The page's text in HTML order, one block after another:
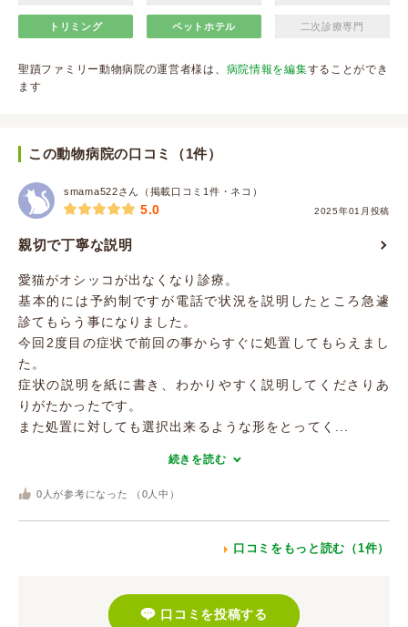
トリミング ペットホテル 二次診療専門
聖蹟ファミリー動物病院の運営者様は、 病院情報を編集することができ
ます
この動物病院の口コミ（1件）
smama522さん（掲載口コミ1件・ネコ）
2025年01月投稿
5.0
親切で丁寧な説明
愛猫がオシッコが出なくなり診療。
基本的には予約制ですが電話で状況を説明したところ急遽
診てもらう事になりました。
今回2度目の症状で前回の事からすぐに処置してもらえまし
た。
症状の説明を紙に書き、わかりやすく説明してくださりあ
りがたかったです。
また処置に対しても選択出来るような形をとってく...
続きを読む
0 人が参考になった （ 0 人中）
口コミをもっと読む（1件）
口コミを投稿する